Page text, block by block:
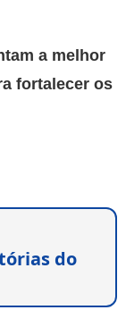
a melhor
fortalecer os
do